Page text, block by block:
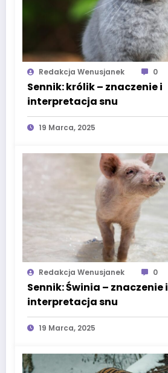
Redakcja Wenusjanek 0
Sennik: królik – znaczenie i
interpretacja snu
19 Marca, 2025
Redakcja Wenusjanek 0
Sennik: Świnia – znaczenie i
interpretacja snu
19 Marca, 2025